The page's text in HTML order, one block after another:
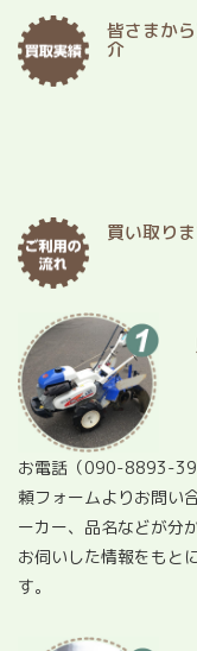
皆さまか
介
買い取り
お電話（090-8893-
頼フォームよりお問い
ーカー、品名などが分
お伺いした情報をもと
す。